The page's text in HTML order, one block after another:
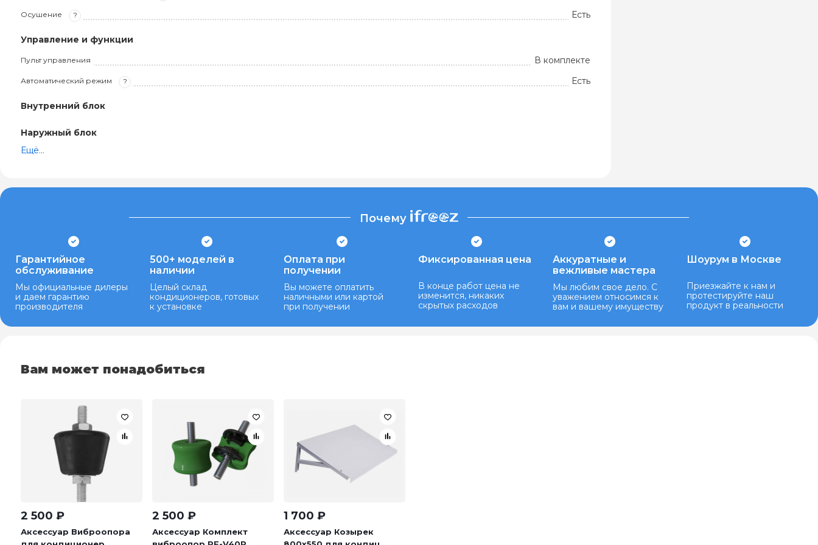
Осушение ? Есть
Управление и функции
Пульт управления В комплекте
Автоматический режим ? Есть
Внутренний блок
Наружный блок
Ещё...
Почему
Гарантийное
обслуживание
Мы официальные дилеры
и даем гарантию
производителя
500+ моделей в
наличии
Целый склад
кондиционеров, готовых
к установке
Оплата при
получении
Вы можете оплатить
наличными или картой
при получении
Фиксированная цена
В конце работ цена не
изменится, никаких
скрытых расходов
Аккуратные и
вежливые мастера
Мы любим свое дело. С
уважением относимся к
вам и вашему имуществу
Шоурум в Москве
Приезжайте к нам и
протестируйте наш
продукт в реальности
Вам может понадобиться
2 500 ₽
Аксессуар Виброопора
2 500 ₽
Аксессуар Комплект
1 700 ₽
Аксессуар Козырек